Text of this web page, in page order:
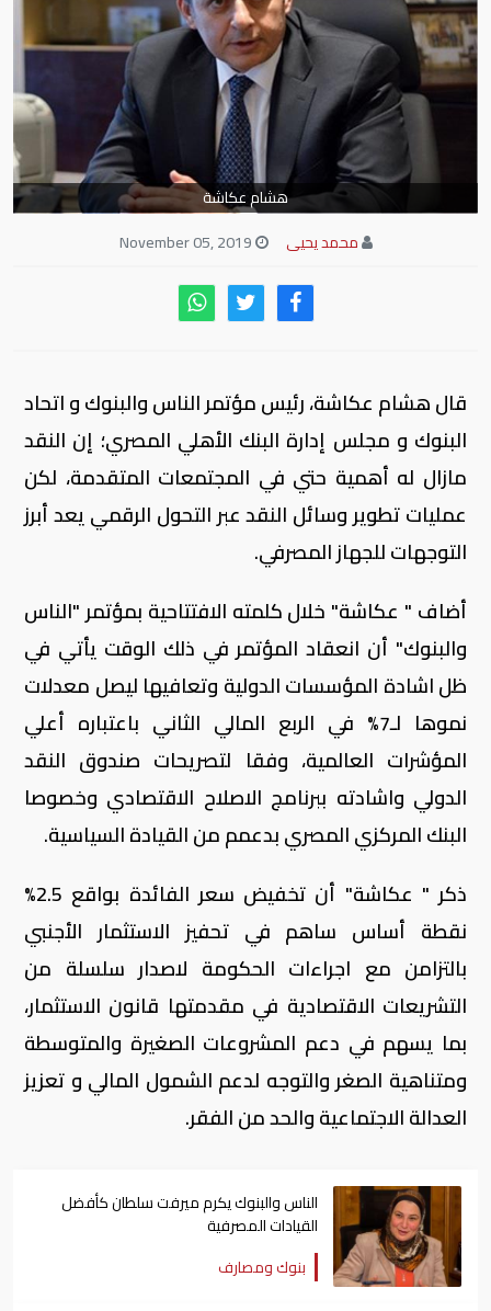
هشام عكاشة
محمد يحيى
قال هشام عكاشة، رئيس مؤتمر الناس والبنوك و اتحاد
البنوك و مجلس إدارة البنك الأهلي المصري؛ إن النقد
مازال له أهمية حتي في المجتمعات المتقدمة، لكن
عمليات تطوير وسائل النقد عبر التحول الرقمي يعد أبرز
التوجهات للجهاز المصرفي.
أضاف " عكاشة" خلال كلمته الافتتاحية بمؤتمر "الناس
والبنوك" أن انعقاد المؤتمر في ذلك الوقت يأتي في
ظل اشادة المؤسسات الدولية وتعافيها ليصل معدلات
نموها لـ7% في الربع المالي الثاني باعتباره أعلي
المؤشرات العالمية، وفقا لتصريحات صندوق النقد
الدولي واشادته ببرنامج الاصلاح الاقتصادي وخصوصا
البنك المركزي المصري بدعمم من القيادة السياسية.
ذكر " عكاشة" أن تخفيض سعر الفائدة بواقع 2.5%
نقطة أساس ساهم في تحفيز الاستثمار الأجنبي
بالتزامن مع اجراءات الحكومة لاصدار سلسلة من
التشريعات الاقتصادية في مقدمتها قانون الاستثمار،
بما يسهم في دعم المشروعات الصغيرة والمتوسطة
ومتناهية الصغر والتوجه لدعم الشمول المالي و تعزيز
العدالة الاجتماعية والحد من الفقر.
الناس والبنوك يكرم ميرفت سلطان كأفضل
القيادات المصرفية
بنوك ومصارف